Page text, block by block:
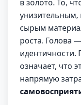
в золото. То,
унизительным,
сырым
роста. Голова
идентичности.
означает, что
напрямую